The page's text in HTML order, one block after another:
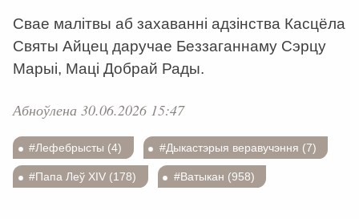
Свае малітвы аб захаванні адзінства Касцёла
Святы Айцец даручае Беззаганнаму Сэрцу
Марыі, Маці Добрай Рады.
Абноўлена 30.06.2026 15:47
#Лефебрысты (4) #Дыкастэрыя веравучэння (7)
#Папа Леў XIV (178) #Ватыкан (958)